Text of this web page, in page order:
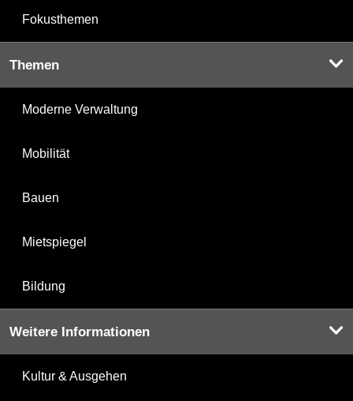
Fokusthemen
Themen
Moderne Verwaltung
Mobilität
Bauen
Mietspiegel
Bildung
Weitere Informationen
Kultur & Ausgehen